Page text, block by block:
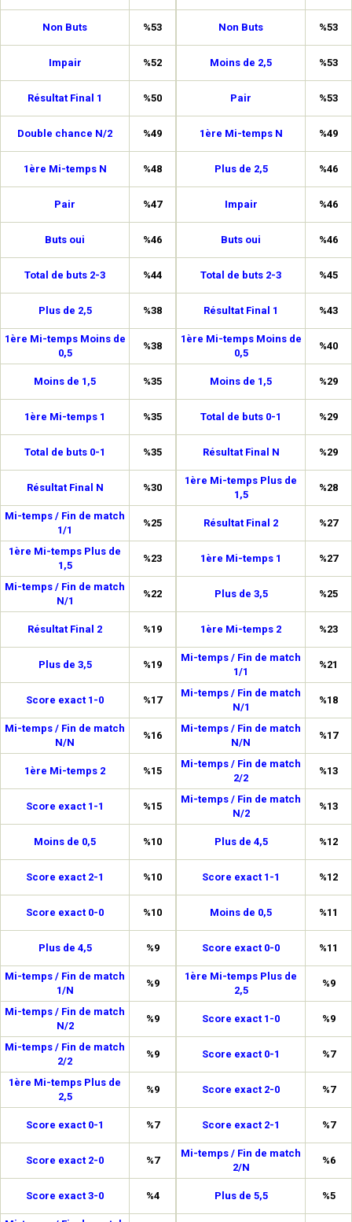
Non Buts %53
Impair %52
Résultat Final 1 %50
Double chance N/2 %49
1ère Mi-temps N %48
Pair %47
Buts oui %46
Total de buts 2-3 %44
Plus de 2,5 %38
1ère Mi-temps Moins de
0,5
%38
Moins de 1,5 %35
1ère Mi-temps 1 %35
Total de buts 0-1 %35
Résultat Final N %30
Mi-temps / Fin de match
1/1
%25
1ère Mi-temps Plus de
1,5
%23
Mi-temps / Fin de match
N/1
%22
Résultat Final 2 %19
Plus de 3,5 %19
Score exact 1-0 %17
Mi-temps / Fin de match
N/N
%16
1ère Mi-temps 2 %15
Score exact 1-1 %15
Moins de 0,5 %10
Score exact 2-1 %10
Score exact 0-0 %10
Plus de 4,5 %9
Mi-temps / Fin de match
1/N
%9
Mi-temps / Fin de match
N/2
%9
Mi-temps / Fin de match
2/2
%9
1ère Mi-temps Plus de
2,5
%9
Score exact 0-1 %7
Score exact 2-0 %7
Score exact 3-0 %4
Non Buts %53
Moins de 2,5 %53
Pair %53
1ère Mi-temps N %49
Plus de 2,5 %46
Impair %46
Buts oui %46
Total de buts 2-3 %45
Résultat Final 1 %43
1ère Mi-temps Moins de
0,5
%40
Moins de 1,5 %29
Total de buts 0-1 %29
Résultat Final N %29
1ère Mi-temps Plus de
1,5
%28
Résultat Final 2 %27
1ère Mi-temps 1 %27
Plus de 3,5 %25
1ère Mi-temps 2 %23
Mi-temps / Fin de match
1/1
%21
Mi-temps / Fin de match
N/1
%18
Mi-temps / Fin de match
N/N
%17
Mi-temps / Fin de match
2/2
%13
Mi-temps / Fin de match
N/2
%13
Plus de 4,5 %12
Score exact 1-1 %12
Moins de 0,5 %11
Score exact 0-0 %11
1ère Mi-temps Plus de
2,5
%9
Score exact 1-0 %9
Score exact 0-1 %7
Score exact 2-0 %7
Score exact 2-1 %7
Mi-temps / Fin de match
2/N
%6
Plus de 5,5 %5